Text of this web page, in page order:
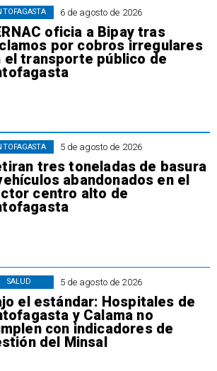
6 de agosto de 2026
oficia a Bipay tras
por cobros irregulares
el transporte público de
5 de agosto de 2026
tres toneladas de basura
abandonados en el
centro alto de
5 de agosto de 2026
el estándar: Hospitales de
y Calama no
con indicadores de
del Minsal
SALUD